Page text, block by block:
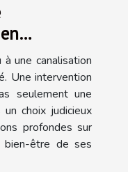
une canalisation
Une intervention
seulement une
choix judicieux
profondes sur
bien-être de ses